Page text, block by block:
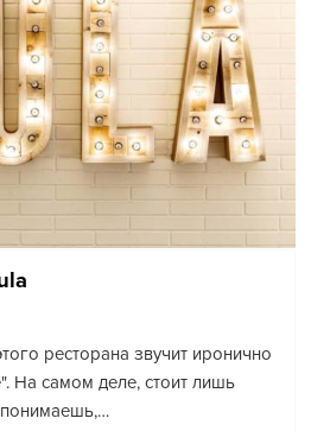
ресторана звучит иронично
На самом деле, стоит лишь
понимаешь,…